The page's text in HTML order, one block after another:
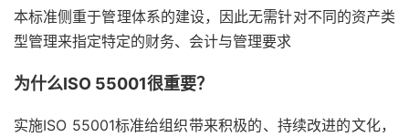
本标准侧重于管理体系的建设，因此无需针对不同的资产类
型管理来指定特定的财务、会计与管理要求
为什么ISO 55001很重要？
实施ISO 55001标准给组织带来积极的、持续改进的文化，